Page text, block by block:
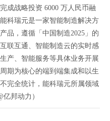
成战略投资 6000 万人民币融
科瑞元是一家智能制造解决方
品，遵循「中国制造2025」的
联互通、智能制造云的实时感
产、智能服务等具体业务开展
期为核心的端到端集成和以生
完全统计，能科瑞元所属领域
邦动力）